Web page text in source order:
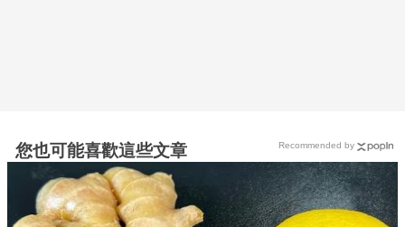
您也可能喜歡這些文章 Recommended by